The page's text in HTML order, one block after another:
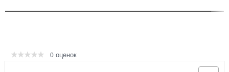
0 оценок